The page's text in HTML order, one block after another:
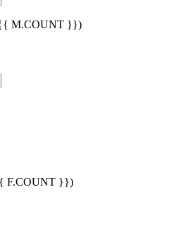
M.COUNT }})
F.COUNT }})